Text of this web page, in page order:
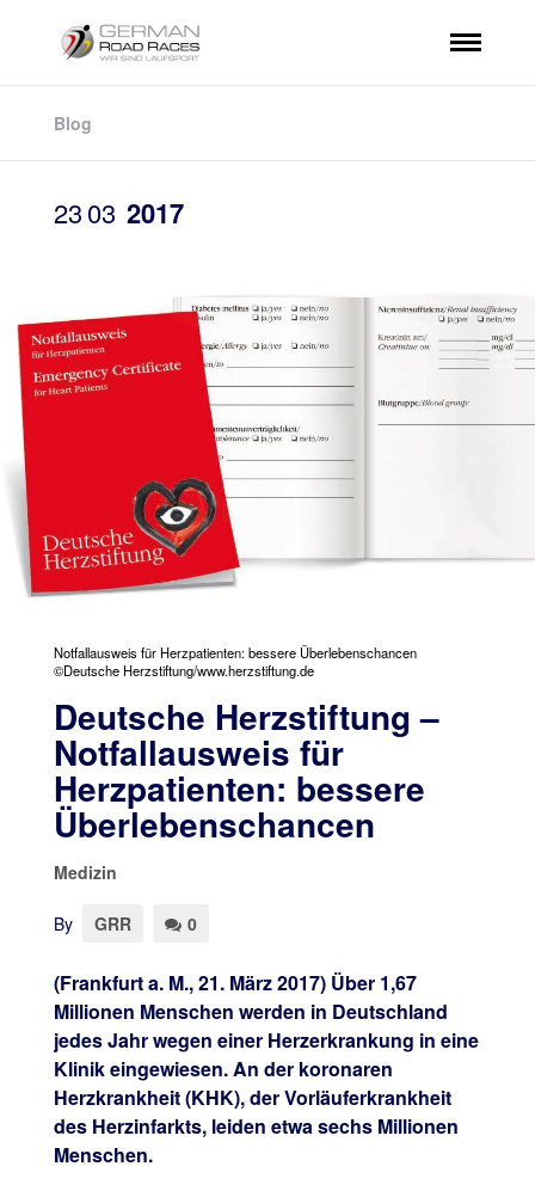
Blog
2303 2017
Notfallausweis für Herzpatienten: bessere Überlebenschancen
©Deutsche Herzstiftung/www.herzstiftung.de
Deutsche Herzstiftung –
Notfallausweis für
Herzpatienten: bessere
Überlebenschancen
Medizin
By GRR 0
(Frankfurt a. M., 21. März 2017) Über 1,67
Millionen Menschen werden in Deutschland
jedes Jahr wegen einer Herzerkrankung in eine
Klinik eingewiesen. An der koronaren
Herzkrankheit (KHK), der Vorläuferkrankheit
des Herzinfarkts, leiden etwa sechs Millionen
Menschen.